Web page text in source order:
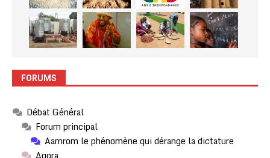
FORUMS
Débat Général
Forum principal
Aamrom le phénomène qui dérange la dictature